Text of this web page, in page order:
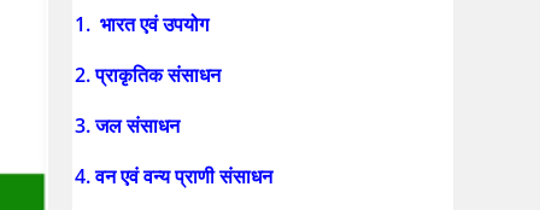
1. भारत एवं उपयोग
2. प्राकृतिक संसाधन
3. जल संसाधन
4. वन एवं वन्य प्राणी संसाधन